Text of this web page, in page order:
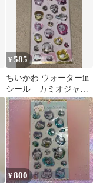
¥585
ちいかわ ウォーターin
シール カミオジャパ
ン正規品
¥800